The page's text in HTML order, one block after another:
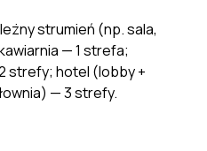
strumień (np. sala,
— 1 strefa;
strefy; hotel (lobby +
— 3 strefy.